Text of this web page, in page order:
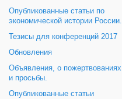
Опубликованные статьи по
экономической истории России.
Тезисы для конференций 2017
Обновления
Объявления, о пожертвованиях
и просьбы.
Опубликованные статьи